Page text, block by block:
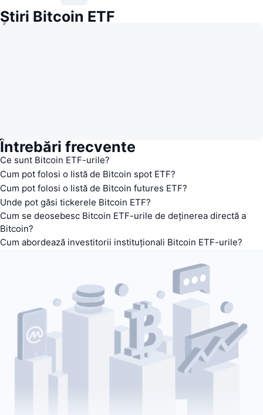
Știri Bitcoin ETF
Întrebări frecvente
Ce sunt Bitcoin ETF-urile?
Cum pot folosi o listă de Bitcoin spot ETF?
Cum pot folosi o listă de Bitcoin futures ETF?
Unde pot găsi tickerele Bitcoin ETF?
Cum se deosebesc Bitcoin ETF-urile de deținerea directă a
Bitcoin?
Cum abordează investitorii instituționali Bitcoin ETF-urile?